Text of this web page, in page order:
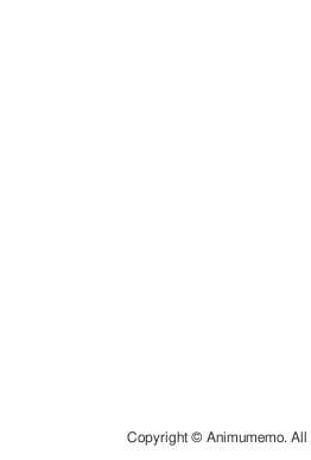
Copyright © Animumemo. All